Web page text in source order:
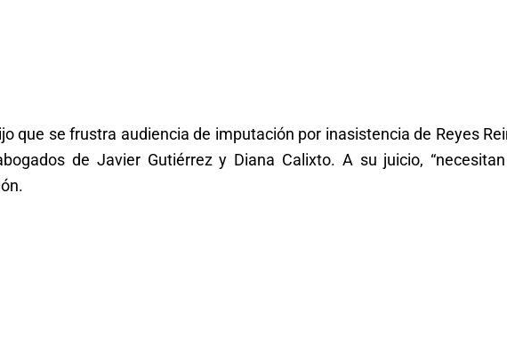
que se frustra audiencia de imputación por inasistencia de Reyes
de Javier Gutiérrez y Diana Calixto. A su juicio,